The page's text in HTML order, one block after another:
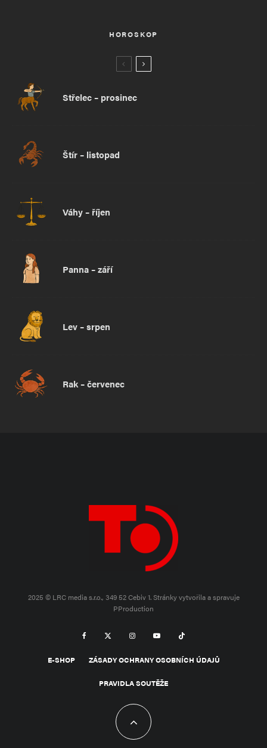
HOROSKOP
Střelec – prosinec
Štír – listopad
Váhy – říjen
Panna – září
Lev – srpen
Rak – červenec
2025 © LRC media s.r.o., 349 52 Cebiv 1.Stránky vytvořila a spravuje
PProduction
E-SHOP ZÁSADY OCHRANY OSOBNÍCH ÚDAJŮ
PRAVIDLA SOUTĚŽE